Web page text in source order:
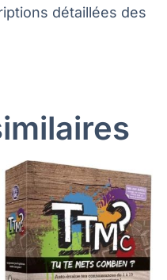
détaillées des